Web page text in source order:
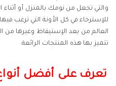
والتي تجعل من نومك بالمنزل أو
للإسترخاء في كل الأونة التي ترغب
العالم من بعد الإستيقاظ وغيرها من
تتميز بها هذه المنتجات الرائعة.
تعرف على أفضل